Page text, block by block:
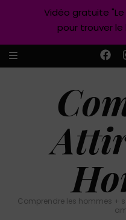
Comprendre les hommes +
Vidéo gratuite
pour trouver le